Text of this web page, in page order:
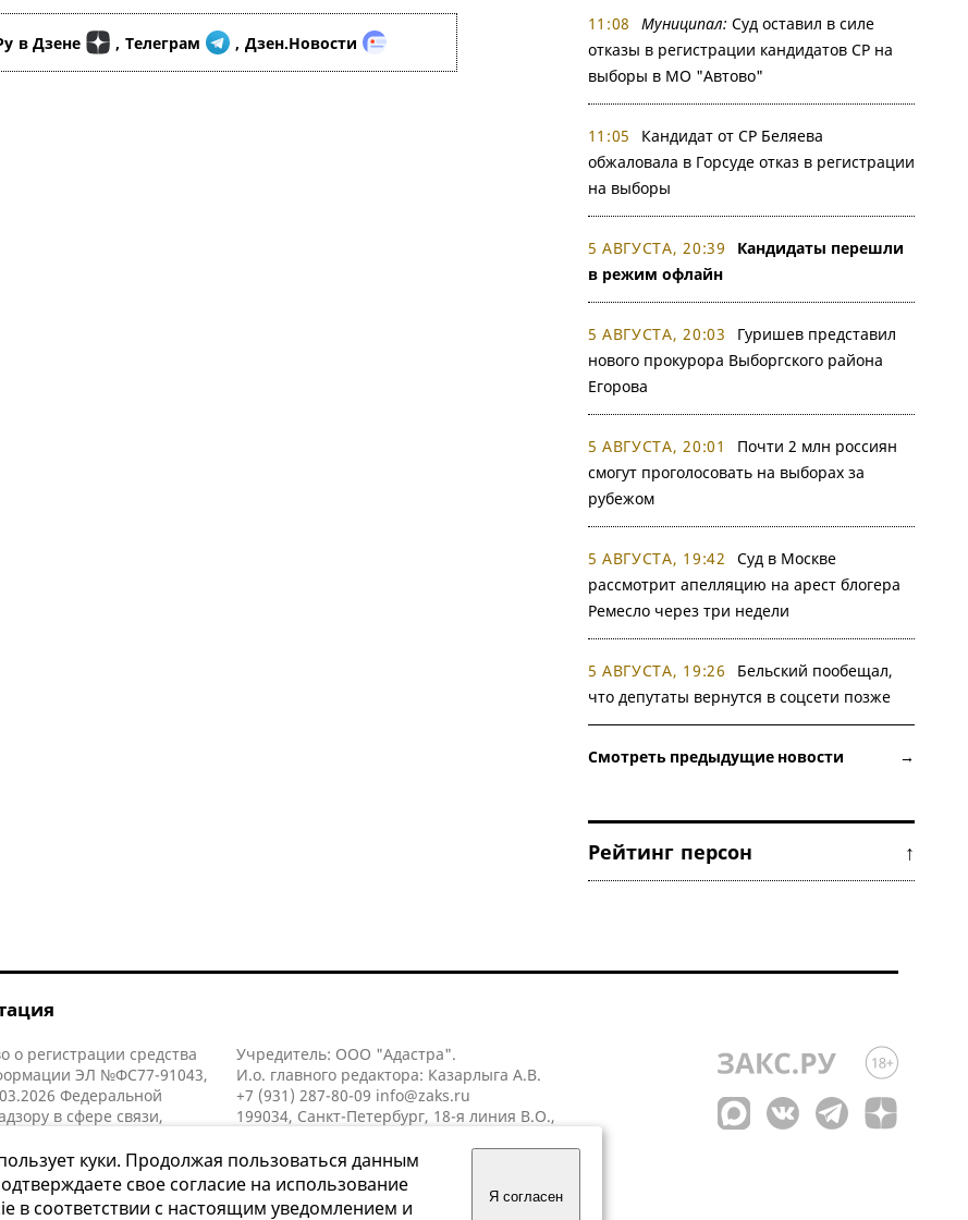
в Дзене , Телеграм , Дзен.Новости
11:08 Муниципал: Суд оставил в силе
отказы в регистрации кандидатов СР на
выборы в МО "Автово"
11:05
Кандидат от СР Беляева
обжаловала в Горсуде отказ в регистрации
на выборы
5 АВГУСТА, 20:39
Кандидаты перешли
в режим офлайн
5 АВГУСТА, 20:03
Гуришев представил
нового прокурора Выборгского района
Егорова
5 АВГУСТА, 20:01
Почти 2 млн россиян
смогут проголосовать на выборах за
рубежом
5 АВГУСТА, 19:42
Суд в Москве
рассмотрит апелляцию на арест блогера
Ремесло через три недели
5 АВГУСТА, 19:26
Бельский пообещал,
что депутаты вернутся в соцсети позже
Смотреть предыдущие новости →
Рейтинг персон ↑
о регистрации средства
ЭЛ №ФС77-91043,
Федеральной
в сфере связи,
(Роскомнадзор).
Учредитель: ООО "Адастра".
И.о. главного редактора: Казарлыга А.В.
+7 (931) 287-80-09 info@zaks.ru
199034, Санкт-Петербург, 18-я линия В.О.,
куки. Продолжая пользоваться данным
свое согласие на использование
в соответствии с настоящим уведомлением и
Я согласен